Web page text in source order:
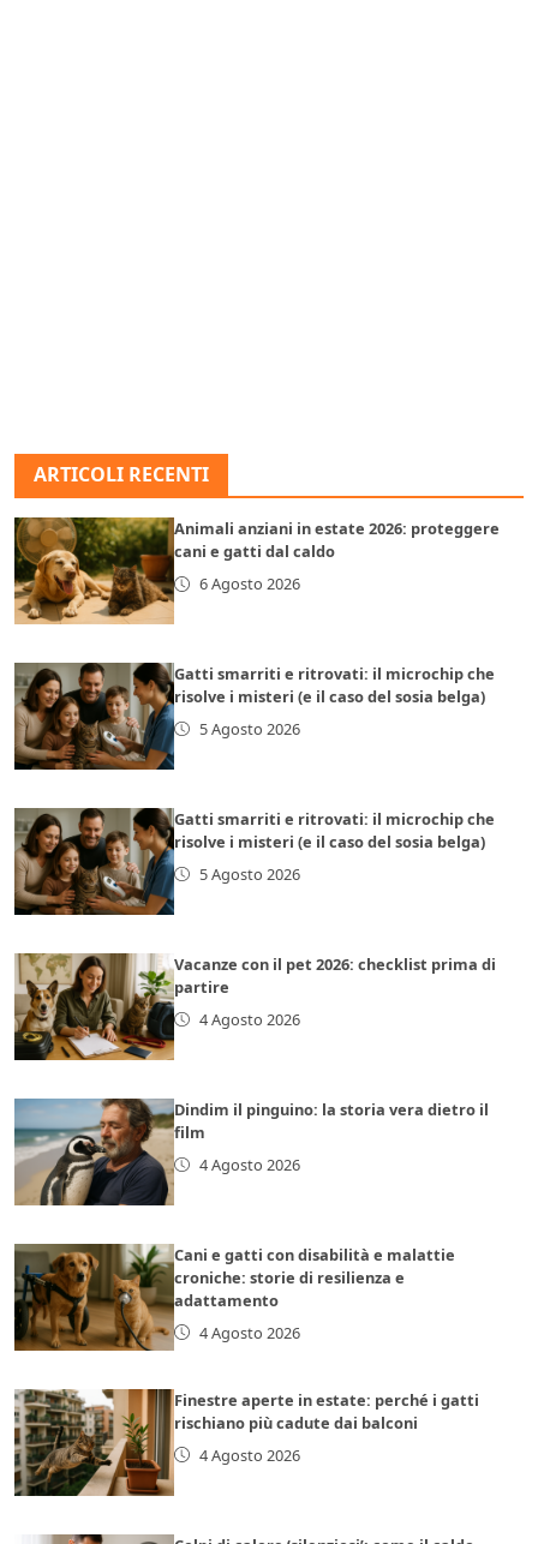
ARTICOLI RECENTI
Animali anziani in estate 2026: proteggere
cani e gatti dal caldo
6 Agosto 2026
Gatti smarriti e ritrovati: il microchip che
risolve i misteri (e il caso del sosia belga)
5 Agosto 2026
Gatti smarriti e ritrovati: il microchip che
risolve i misteri (e il caso del sosia belga)
5 Agosto 2026
Vacanze con il pet 2026: checklist prima di
partire
4 Agosto 2026
Dindim il pinguino: la storia vera dietro il
film
4 Agosto 2026
Cani e gatti con disabilità e malattie
croniche: storie di resilienza e
adattamento
4 Agosto 2026
Finestre aperte in estate: perché i gatti
rischiano più cadute dai balconi
4 Agosto 2026